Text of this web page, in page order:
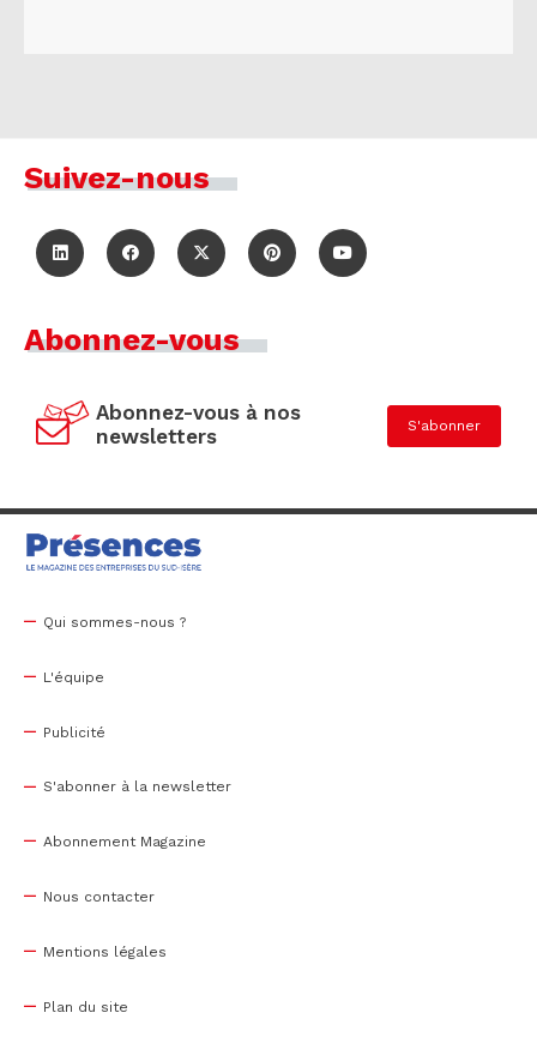
Suivez-nous
Abonnez-vous
Abonnez-vous à nos
newsletters
S'abonner
Qui sommes-nous ?
L'équipe
Publicité
S'abonner à la newsletter
Abonnement Magazine
Nous contacter
Mentions légales
Plan du site